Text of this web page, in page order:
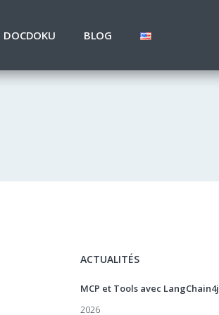
DOCDOKU BLOG
ACTUALITÉS
MCP et Tools avec LangChain4j
2026